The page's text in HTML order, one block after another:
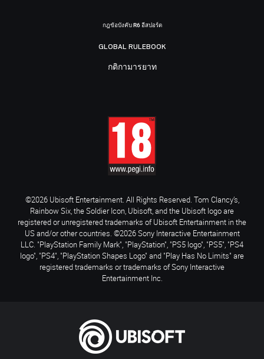
กฎข้อบังคับ R6 อีสปอร์ต
GLOBAL RULEBOOK
กติกามารยาท
©2026 Ubisoft Entertainment. All Rights Reserved. Tom Clancy’s,
Rainbow Six, the Soldier Icon, Ubisoft, and the Ubisoft logo are
registered or unregistered trademarks of Ubisoft Entertainment in the
US and/or other countries. ©2026 Sony Interactive Entertainment
LLC. "PlayStation Family Mark", "PlayStation", "PS5 logo", "PS5", "PS4
logo", "PS4", "PlayStation Shapes Logo" and "Play Has No Limits" are
registered trademarks or trademarks of Sony Interactive
Entertainment Inc.